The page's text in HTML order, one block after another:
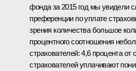
фонда за 2015 год мы увидели
преференции по уплате
зрения количества большое
процентного соотношения
страхователей: 4,6 процента от
страхователей уплачивают